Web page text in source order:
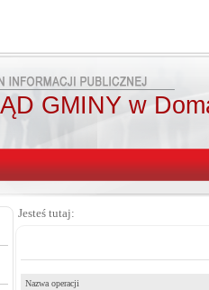
GMINY w
Jesteś tutaj:
Nazwa operacji